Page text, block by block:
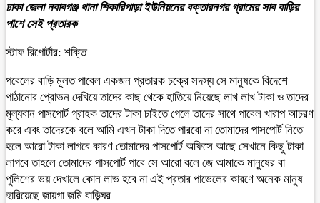
ঢাকা জেলা নবাবগঞ্জ থানা শিকারিপাড়া ইউনিয়নের বক্তারনগর গ্রামের সাব বাড়ির
পাশে সেই প্রতারক
স্টাফ রিপোর্টার: শক্তি
পবেলের বাড়ি মূলত পাবেল একজন প্রতারক চক্রে সদস্য সে মানুষকে বিদেশে
পাঠানোর প্রোভন দেখিয়ে তাদের কাছ থেকে হাতিয়ে নিয়েছে লাখ লাখ টাকা ও তাদের
মূল্যবান পাসপোর্ট গ্রাহক তাদের টাকা চাইতে গেলে তাদের সাথে পাবেল খারাপ আচরণ
করে এবং তাদেরকে বলে আমি এখন টাকা দিতে পারবো না তোমাদের পাসপোর্ট নিতে
হলে আরো টাকা লাগবে কারণ তোমাদের পাসপোর্ট অফিসে আছে সেখানে কিছু টাকা
লাগবে তাহলে তোমাদের পাসপোর্ট পাবে সে আরো বলে জে আমাকে মানুষের বা
পুলিশের ভয় দেখালে কোন লাভ হবে না এই প্রতার পাভেলের কারণে অনেক মানুষ
হারিয়েছে জায়গা জমি বাড়িঘর